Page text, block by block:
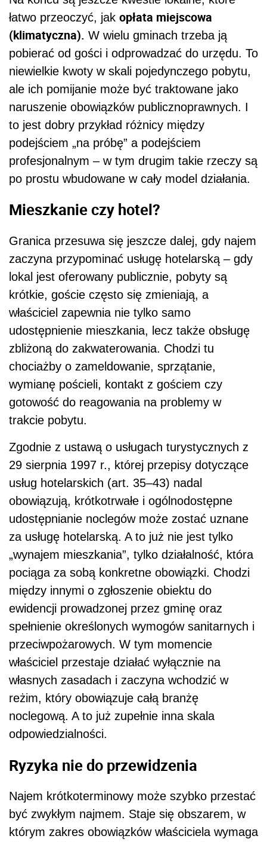
łatwo przeoczyć, jak opłata miejscowa
(klimatyczna). W wielu gminach trzeba ją
pobierać od gości i odprowadzać do urzędu. To
niewielkie kwoty w skali pojedynczego pobytu,
ale ich pomijanie może być traktowane jako
naruszenie obowiązków publicznoprawnych. I
to jest dobry przykład różnicy między
podejściem „na próbę” a podejściem
profesjonalnym – w tym drugim takie rzeczy są
po prostu wbudowane w cały model działania.
Mieszkanie czy hotel?
Granica przesuwa się jeszcze dalej, gdy najem
zaczyna przypominać usługę hotelarską – gdy
lokal jest oferowany publicznie, pobyty są
krótkie, goście często się zmieniają, a
właściciel zapewnia nie tylko samo
udostępnienie mieszkania, lecz także obsługę
zbliżoną do zakwaterowania. Chodzi tu
chociażby o zameldowanie, sprzątanie,
wymianę pościeli, kontakt z gościem czy
gotowość do reagowania na problemy w
trakcie pobytu.
Zgodnie z ustawą o usługach turystycznych z
29 sierpnia 1997 r., której przepisy dotyczące
usług hotelarskich (art. 35–43) nadal
obowiązują, krótkotrwałe i ogólnodostępne
udostępnianie noclegów może zostać uznane
za usługę hotelarską. A to już nie jest tylko
„wynajem mieszkania”, tylko działalność, która
pociąga za sobą konkretne obowiązki. Chodzi
między innymi o zgłoszenie obiektu do
ewidencji prowadzonej przez gminę oraz
spełnienie określonych wymogów sanitarnych i
przeciwpożarowych. W tym momencie
właściciel przestaje działać wyłącznie na
własnych zasadach i zaczyna wchodzić w
reżim, który obowiązuje całą branżę
noclegową. A to już zupełnie inna skala
odpowiedzialności.
Ryzyka nie do przewidzenia
Najem krótkoterminowy może szybko przestać
być zwykłym najmem. Staje się obszarem, w
którym zakres obowiązków właściciela wymaga